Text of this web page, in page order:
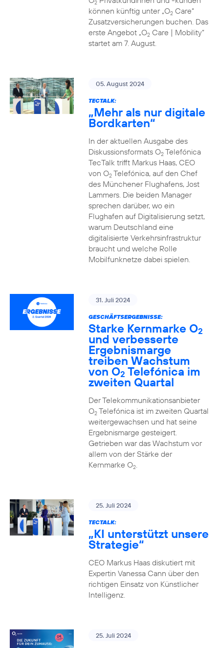
2
können künftig unter „O2Care“
Zusatzversicherungen buchen. Das
erste Angebot „O2Care | Mobility“
startet am 7. August.
05. August 2024
TECTALK:
„Mehr als nur digitale
Bordkarten“
In der aktuellen Ausgabe des
Diskussionsformats O2Telefónica
TecTalk trifft Markus Haas, CEO
von O2Telefónica, auf den Chef
des Münchener Flughafens, Jost
Lammers. Die beiden Manager
sprechen darüber, wo ein
Flughafen auf Digitalisierung setzt,
warum Deutschland eine
digitalisierte Verkehrsinfrastruktur
braucht und welche Rolle
Mobilfunknetze dabei spielen.
31. Juli 2024
GESCHÄFTSERGEBNISSE:
Starke Kernmarke O2
und verbesserte
Ergebnismarge
treiben Wachstum
von O2 Telefónica im
zweiten Quartal
Der Telekommunikationsanbieter
O2Telefónica ist im zweiten Quartal
weitergewachsen und hat seine
Ergebnismarge gesteigert.
Getrieben war das Wachstum vor
allem von der Stärke der
Kernmarke O2.
25. Juli 2024
TECTALK:
„KI unterstützt unsere
Strategie“
CEO Markus Haas diskutiert mit
Expertin Vanessa Cann über den
richtigen Einsatz von Künstlicher
Intelligenz.
25. Juli 2024